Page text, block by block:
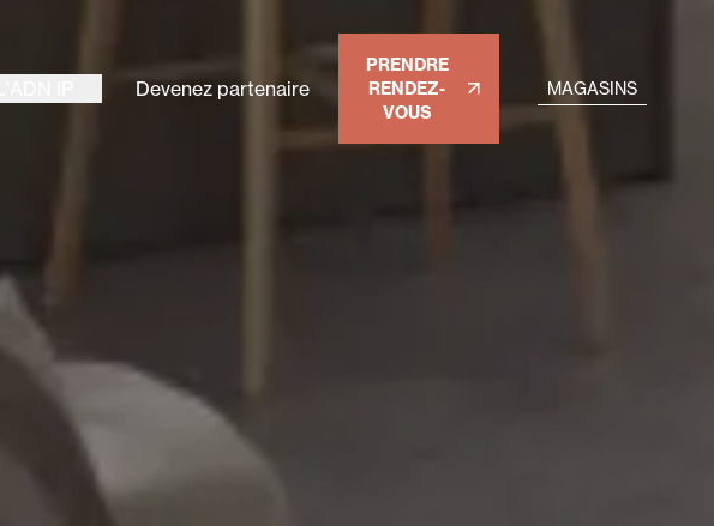
Devenez partenaire
PRENDRE
RENDEZ-
VOUS
MAGASINS